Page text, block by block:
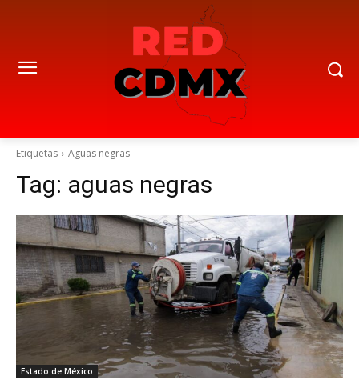
Etiquetas Aguas negras
Tag: aguas negras
Estado de México